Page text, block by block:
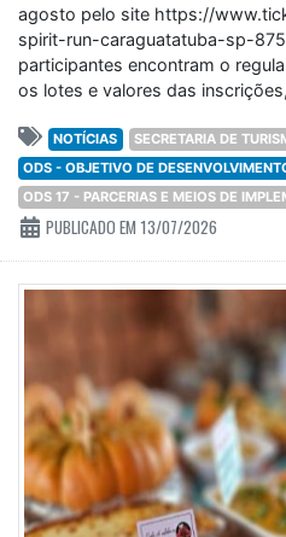
agosto pelo site https://
spirit-run-caraguatatuba-sp-
participantes encontram o
os lotes e valores das inscrições,
NOTÍCIAS
SECRETARIA DE
ODS - OBJETIVO DE
ODS 17 - PARCERIAS E MEIOS DE
PUBLICADO EM 13/07/2026